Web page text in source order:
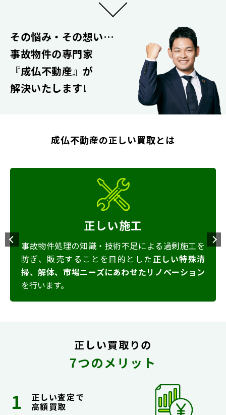
その悩み・その想い…
事故物件の専門家
『成仏不動産』 が
解決いたします!
成仏不動産の正しい買取とは
正しい施工
事故物件処理の知識・技術不足による過剰施工を
防ぎ、販売することを目的とした正しい特殊清
掃、解体、市場ニーズにあわせたリノベーション
を行います。
正しい買取りの
7つのメリット
正しい査定で
高額買取